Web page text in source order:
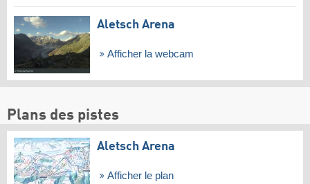
Aletsch Arena
Afficher la webcam
Plans des pistes
Aletsch Arena
Afficher le plan